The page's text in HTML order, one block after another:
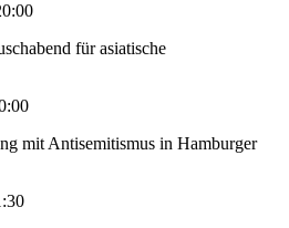
für asiatische
mit Antisemitismus in Hamburger